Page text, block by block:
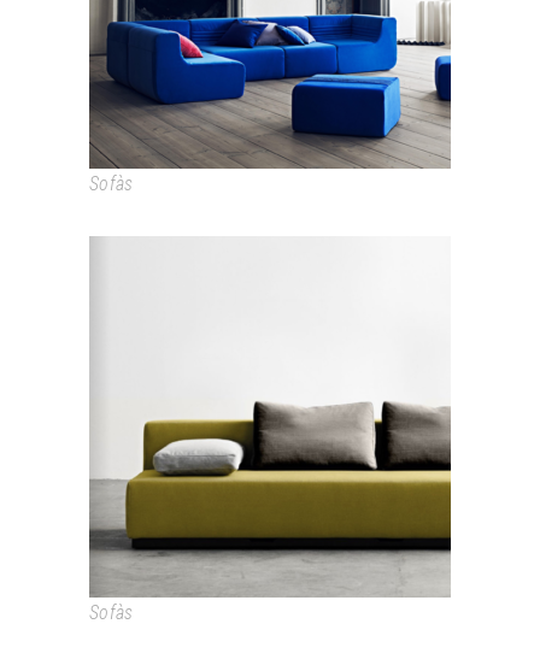
Sofàs
NEVADA
Sofàs